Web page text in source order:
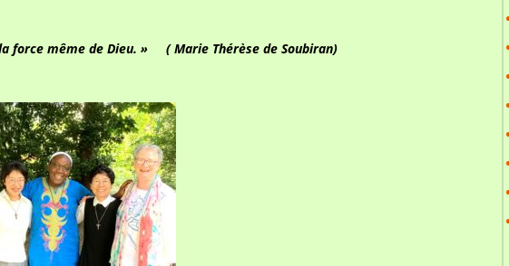
la force même de Dieu. » (Marie Thérèse de Soubiran)